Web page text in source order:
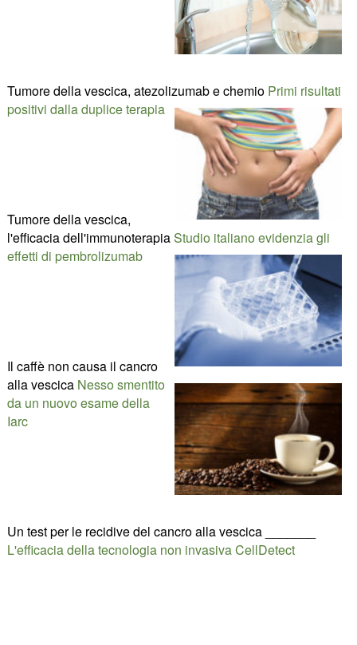
Tumore della vescica, atezolizumab e chemio Primi risultati
positivi dalla duplice terapia
Tumore della vescica,
l'efficacia dell'immunoterapiaStudio italiano evidenzia gli
effetti di pembrolizumab
Il caffè non causa il cancro
alla vescica Nesso smentito
da un nuovo esame della
Iarc
Un test per le recidive del cancro alla vescica _______
L'efficacia della tecnologia non invasiva CellDetect